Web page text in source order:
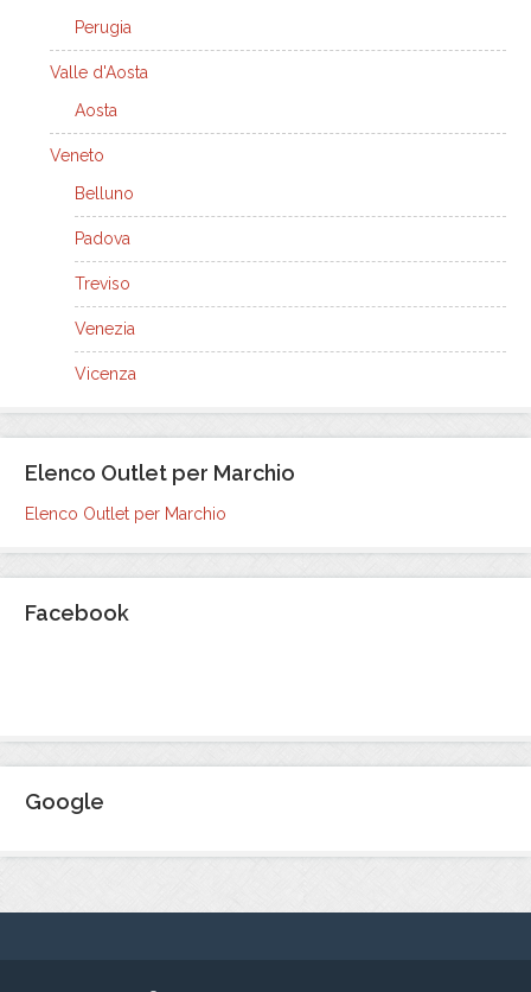
Perugia
Valle d'Aosta
Aosta
Veneto
Belluno
Padova
Treviso
Venezia
Vicenza
Elenco Outlet per Marchio
Elenco Outlet per Marchio
Facebook
Google